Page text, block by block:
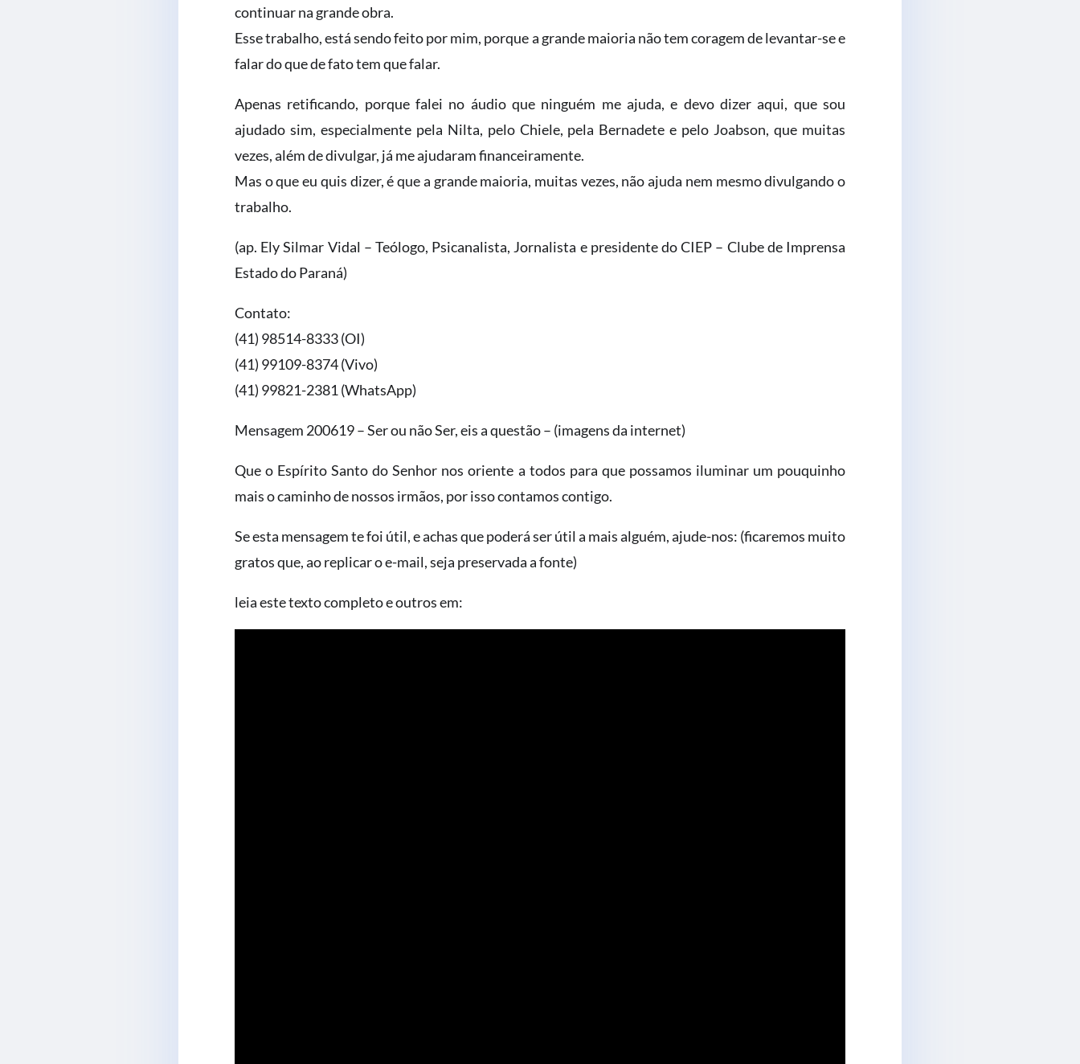
continuar na grande obra.
Esse trabalho, está sendo feito por mim, porque a grande maioria não tem coragem de levantar-se e
falar do que de fato tem que falar.
Apenas retificando, porque falei no áudio que ninguém me ajuda, e devo dizer aqui, que sou
ajudado sim, especialmente pela Nilta, pelo Chiele, pela Bernadete e pelo Joabson, que muitas
vezes, além de divulgar, já me ajudaram financeiramente.
Mas o que eu quis dizer, é que a grande maioria, muitas vezes, não ajuda nem mesmo divulgando o
trabalho.
(ap. Ely Silmar Vidal – Teólogo, Psicanalista, Jornalista e presidente do CIEP – Clube de Imprensa
Estado do Paraná)
Contato:
(41) 98514-8333 (OI)
(41) 99109-8374 (Vivo)
(41) 99821-2381 (WhatsApp)
Mensagem 200619 – Ser ou não Ser, eis a questão – (imagens da internet)
Que o Espírito Santo do Senhor nos oriente a todos para que possamos iluminar um pouquinho
mais o caminho de nossos irmãos, por isso contamos contigo.
Se esta mensagem te foi útil, e achas que poderá ser útil a mais alguém, ajude-nos: (ficaremos muito
gratos que, ao replicar o e-mail, seja preservada a fonte)
leia este texto completo e outros em: